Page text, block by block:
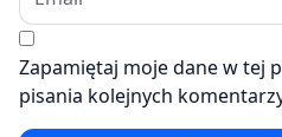
Zapamiętaj moje dane w tej
pisania kolejnych